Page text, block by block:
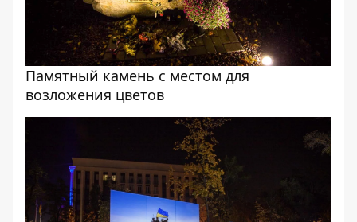
Памятный камень с местом для
возложения цветов